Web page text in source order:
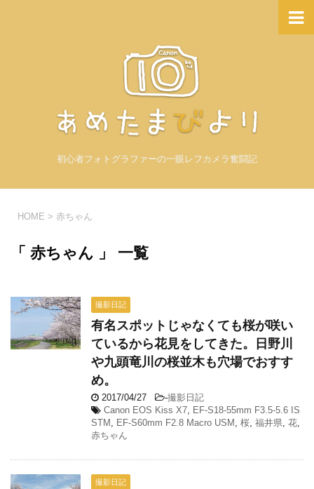
初心者フォトグラファーの一眼レフカメラ奮闘記
HOME > 赤ちゃん
「 赤ちゃん 」 一覧
撮影日記
有名スポットじゃなくても桜が咲い
ているから花見をしてきた。日野川
や九頭竜川の桜並木も穴場でおすす
め。
2017/04/27 -撮影日記
Canon EOS Kiss X7, EF-S18-55mm F3.5-5.6 IS
STM , EF-S60mm F2.8 Macro USM , 桜, 福井県, 花,
赤ちゃん
撮影日記